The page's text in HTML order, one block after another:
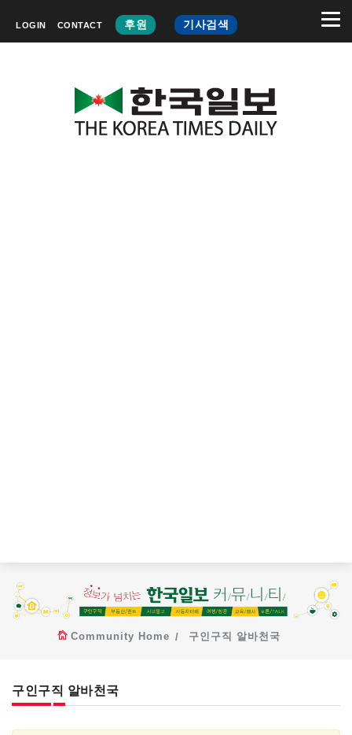
LOGIN CONTACT 후원 기사검색
Community Home 구인구직 알바천국
구인구직 알바천국